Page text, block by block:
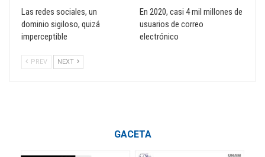
Las redes sociales, un
dominio sigiloso, quizá
imperceptible
En 2020, casi 4 mil millones de
usuarios de correo
electrónico
PREV NEXT
GACETA